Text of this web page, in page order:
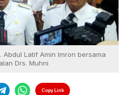
Abdul Latif Amin Imron bersama
Drs. Muhni
Copy Link